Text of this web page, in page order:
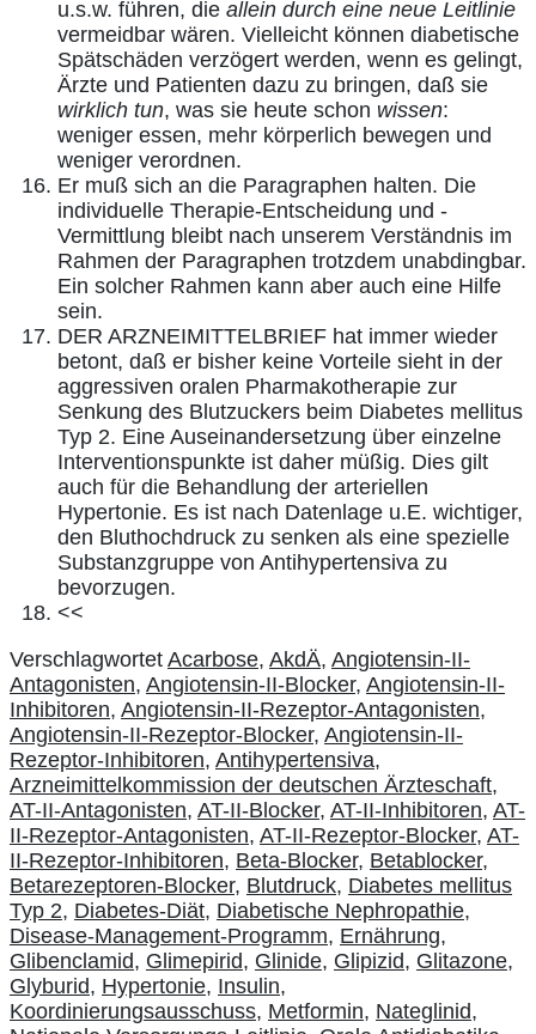
u.s.w. führen, die allein durch eine neue Leitlinie
vermeidbar wären. Vielleicht können diabetische
Spätschäden verzögert werden, wenn es gelingt,
Ärzte und Patienten dazu zu bringen, daß sie
wirklich tun, was sie heute schon wissen:
weniger essen, mehr körperlich bewegen und
weniger verordnen.
Er muß sich an die Paragraphen halten. Die
individuelle Therapie-Entscheidung und -
Vermittlung bleibt nach unserem Verständnis im
Rahmen der Paragraphen trotzdem unabdingbar.
Ein solcher Rahmen kann aber auch eine Hilfe
sein.
DER ARZNEIMITTELBRIEF hat immer wieder
betont, daß er bisher keine Vorteile sieht in der
aggressiven oralen Pharmakotherapie zur
Senkung des Blutzuckers beim Diabetes mellitus
Typ 2. Eine Auseinandersetzung über einzelne
Interventionspunkte ist daher müßig. Dies gilt
auch für die Behandlung der arteriellen
Hypertonie. Es ist nach Datenlage u.E. wichtiger,
den Bluthochdruck zu senken als eine spezielle
Substanzgruppe von Antihypertensiva zu
bevorzugen.
<<
Verschlagwortet Acarbose, AkdÄ, Angiotensin-II-
Antagonisten, Angiotensin-II-Blocker, Angiotensin-II-
Inhibitoren, Angiotensin-II-Rezeptor-Antagonisten,
Angiotensin-II-Rezeptor-Blocker, Angiotensin-II-
Rezeptor-Inhibitoren, Antihypertensiva,
Arzneimittelkommission der deutschen Ärzteschaft,
AT-II-Antagonisten, AT-II-Blocker, AT-II-Inhibitoren, AT-
II-Rezeptor-Antagonisten, AT-II-Rezeptor-Blocker, AT-
II-Rezeptor-Inhibitoren, Beta-Blocker, Betablocker,
Betarezeptoren-Blocker, Blutdruck, Diabetes mellitus
Typ 2, Diabetes-Diät, Diabetische Nephropathie,
Disease-Management-Programm, Ernährung,
Glibenclamid, Glimepirid, Glinide, Glipizid, Glitazone,
Glyburid, Hypertonie, Insulin,
Koordinierungsausschuss, Metformin, Nateglinid,